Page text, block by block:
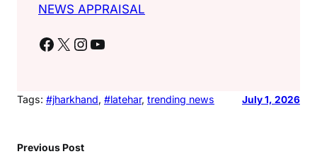
NEWS APPRAISAL
Facebook X Instagram YouTube
Tags: #jharkhand, #latehar, trending news July 1, 2026
Previous Post